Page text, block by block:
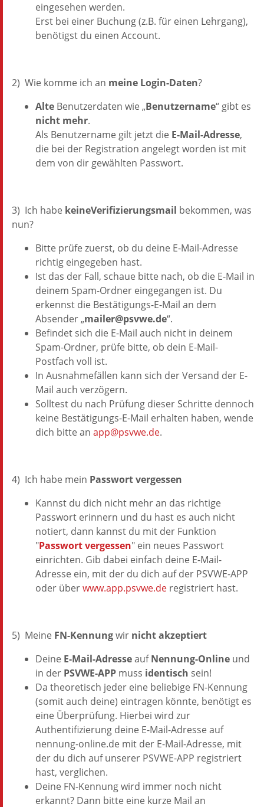
eingesehen werden.
Erst bei einer Buchung (z.B. für einen Lehrgang),
benötigst du einen Account.
2) Wie komme ich an meine Login-Daten?
Alte Benutzerdaten wie „Benutzername“ gibt es
nicht mehr.
Als Benutzername gilt jetzt die E-Mail-Adresse,
die bei der Registration angelegt worden ist mit
dem von dir gewählten Passwort.
3) Ich habe keineVerifizierungsmail bekommen, was
nun?
Bitte prüfe zuerst, ob du deine E-Mail-Adresse
richtig eingegeben hast.
Ist das der Fall, schaue bitte nach, ob die E-Mail in
deinem Spam-Ordner eingegangen ist. Du
erkennst die Bestätigungs-E-Mail an dem
Absender „mailer@psvwe.de“.
Befindet sich die E-Mail auch nicht in deinem
Spam-Ordner, prüfe bitte, ob dein E-Mail-
Postfach voll ist.
In Ausnahmefällen kann sich der Versand der E-
Mail auch verzögern.
Solltest du nach Prüfung dieser Schritte dennoch
keine Bestätigungs-E-Mail erhalten haben, wende
dich bitte an app@psvwe.de.
4) Ich habe mein Passwort vergessen
Kannst du dich nicht mehr an das richtige
Passwort erinnern und du hast es auch nicht
notiert, dann kannst du mit der Funktion
"Passwort vergessen" ein neues Passwort
einrichten. Gib dabei einfach deine E-Mail-
Adresse ein, mit der du dich auf der PSVWE-APP
oder überwww.app.psvwe.de registriert hast.
5) Meine FN-Kennungwir nicht akzeptiert
Deine E-Mail-AdresseaufNennung-Online und
in der PSVWE-APP muss identisch sein!
Da theoretisch jeder eine beliebige FN-Kennung
(somit auch deine) eintragen könnte, benötigt es
eine Überprüfung. Hierbei wird zur
Authentifizierung deine E-Mail-Adresse auf
nennung-online.de mit der E-Mail-Adresse, mit
der du dich auf unserer PSVWE-APP registriert
hast, verglichen.
Deine FN-Kennung wird immer noch nicht
erkannt? Dann bitte eine kurze Mail an